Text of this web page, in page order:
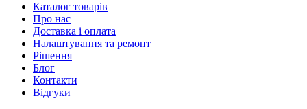
Каталог товарів
Про нас
Доставка і оплата
Налаштування та ремонт
Рішення
Блог
Контакти
Відгуки